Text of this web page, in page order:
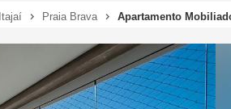
Itajaí Praia Brava Apartamento